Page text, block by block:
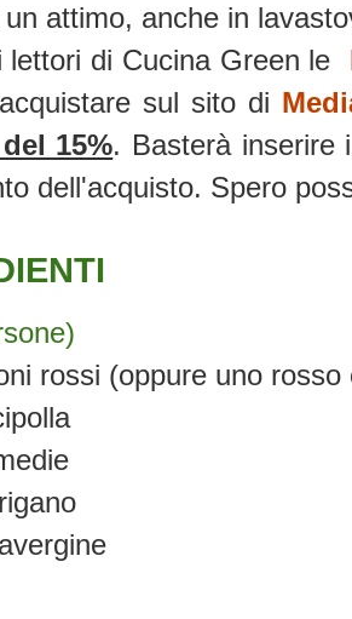
attimo, anche in
lettori di Cucina Green le
sul sito di
15%. Basterà
dell'acquisto. Spero
rossi (oppure uno rosso